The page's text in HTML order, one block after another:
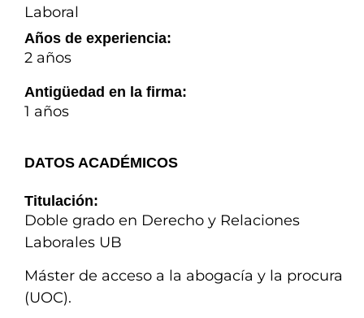
Laboral
Años de experiencia:
2 años
Antigüedad en la firma:
1 años
DATOS ACADÉMICOS
Titulación:
Doble grado en Derecho y Relaciones
Laborales UB
Máster de acceso a la abogacía y la procura
(UOC).